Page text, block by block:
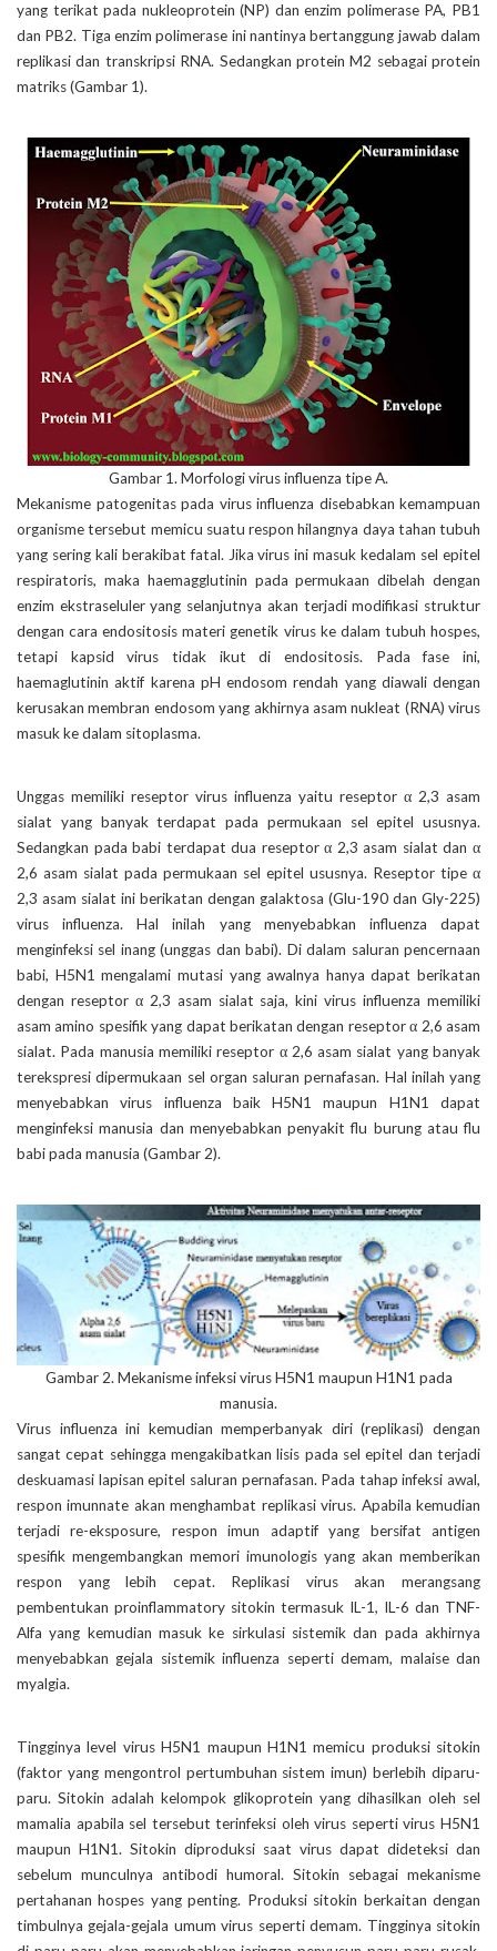
yang terikat pada nukleoprotein (NP) dan enzim polimerase PA, PB1
dan PB2. Tiga enzim polimerase ini nantinya bertanggung jawab dalam
replikasi dan transkripsi RNA. Sedangkan protein M2 sebagai protein
matriks (Gambar 1).
Gambar 1. Morfologi virus influenza tipe A.
Mekanisme patogenitas pada virus influenza disebabkan kemampuan
organisme tersebut memicu suatu respon hilangnya daya tahan tubuh
yang sering kali berakibat fatal. Jika virus ini masuk kedalam sel epitel
respiratoris, maka haemagglutinin pada permukaan dibelah dengan
enzim ekstraseluler yang selanjutnya akan terjadi modifikasi struktur
dengan cara endositosis materi genetik virus ke dalam tubuh hospes,
tetapi kapsid virus tidak ikut di endositosis. Pada fase ini,
haemaglutinin aktif karena pH endosom rendah yang diawali dengan
kerusakan membran endosom yang akhirnya asam nukleat (RNA) virus
masuk ke dalam sitoplasma.
Unggas memiliki reseptor virus influenza yaitu reseptor α 2,3 asam
sialat yang banyak terdapat pada permukaan sel epitel ususnya.
Sedangkan pada babi terdapat dua reseptor α 2,3 asam sialat dan α
2,6 asam sialat pada permukaan sel epitel ususnya. Reseptor tipe α
2,3 asam sialat ini berikatan dengan galaktosa (Glu-190 dan Gly-225)
virus influenza. Hal inilah yang menyebabkan influenza dapat
menginfeksi sel inang (unggas dan babi). Di dalam saluran pencernaan
babi, H5N1 mengalami mutasi yang awalnya hanya dapat berikatan
dengan reseptor α 2,3 asam sialat saja, kini virus influenza memiliki
asam amino spesifik yang dapat berikatan dengan reseptor α 2,6 asam
sialat. Pada manusia memiliki reseptor α 2,6 asam sialat yang banyak
terekspresi dipermukaan sel organ saluran pernafasan. Hal inilah yang
menyebabkan virus influenza baik H5N1 maupun H1N1 dapat
menginfeksi manusia dan menyebabkan penyakit flu burung atau flu
babi pada manusia (Gambar 2).
Gambar 2. Mekanisme infeksi virus H5N1 maupun H1N1 pada
manusia.
Virus influenza ini kemudian memperbanyak diri (replikasi) dengan
sangat cepat sehingga mengakibatkan lisis pada sel epitel dan terjadi
deskuamasi lapisan epitel saluran pernafasan. Pada tahap infeksi awal,
respon imunnate akan menghambat replikasi virus. Apabila kemudian
terjadi re-eksposure, respon imun adaptif yang bersifat antigen
spesifik mengembangkan memori imunologis yang akan memberikan
respon yang lebih cepat. Replikasi virus akan merangsang
pembentukan proinflammatory sitokin termasuk IL-1, IL-6 dan TNF-
Alfa yang kemudian masuk ke sirkulasi sistemik dan pada akhirnya
menyebabkan gejala sistemik influenza seperti demam, malaise dan
myalgia.
Tingginya level virus H5N1 maupun H1N1 memicu produksi sitokin
(faktor yang mengontrol pertumbuhan sistem imun) berlebih diparu-
paru. Sitokin adalah kelompok glikoprotein yang dihasilkan oleh sel
mamalia apabila sel tersebut terinfeksi oleh virus seperti virus H5N1
maupun H1N1. Sitokin diproduksi saat virus dapat dideteksi dan
sebelum munculnya antibodi humoral. Sitokin sebagai mekanisme
pertahanan hospes yang penting. Produksi sitokin berkaitan dengan
timbulnya gejala-gejala umum virus seperti demam. Tingginya sitokin